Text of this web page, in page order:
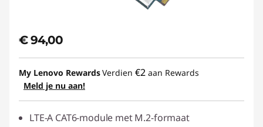
€ 94,00
My Lenovo RewardsVerdien €2 aan Rewards
Meld je nu aan!
LTE-A CAT6-module met M.2-formaat